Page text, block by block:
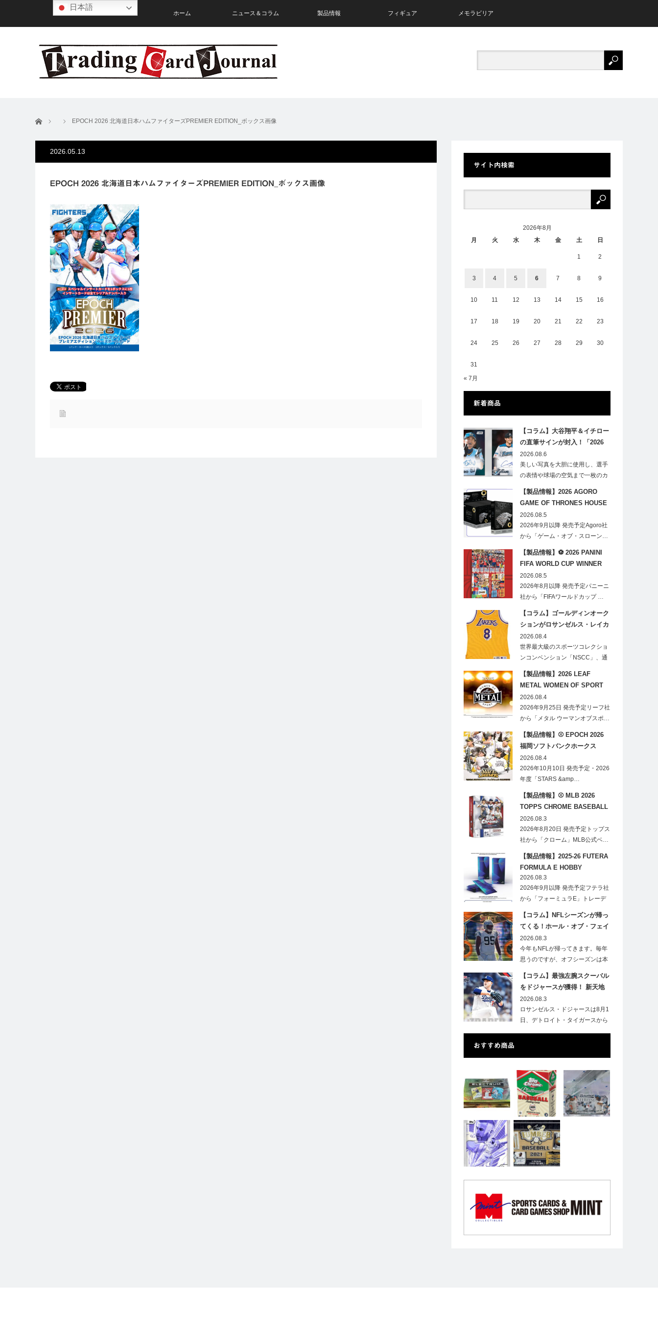
ホーム ニュース＆コラム 製品情報 フィギュア メモラビリア
ホーム EPOCH 2026 北海道日本ハムファイターズPREMIER EDITION_ボックス画像
2026.05.13
EPOCH 2026 北海道日本ハムファイターズPREMIER EDITION_ボックス画像
サイト内検索
2026年8月
月
火 水 木 金 土 日
1 2
3 4 5 6 7 8 9
10 11 12 13 14 15 16
17 18 19 20 21 22 23
24 25 26 27 28 29 30
31
« 7月
新着商品
【コラム】大谷翔平＆イチロー
の直筆サインが封入！「2026
Topps NPB Stadium Club」が
見逃せない
2026.08.6
美しい写真を大胆に使用し、選手
の表情や球場の空気まで一枚のカ
【製品情報】2026 AGORO
GAME OF THRONES HOUSE
STARK BLIND BOX
2026.08.5
2026年9月以降 発売予定Agoro社
から「ゲーム・オブ・スローン…
【製品情報】⚽ 2026 PANINI
FIFA WORLD CUP WINNER
STICKER POSTER
2026.08.5
2026年8月以降 発売予定パニーニ
社から「FIFAワールドカップ …
【コラム】ゴールディンオーク
ションがロサンゼルス・レイカ
ーズのオフィシャルオークショ
ンスポンサーに！
2026.08.4
世界最大級のスポーツコレクショ
ンコンベンション「NSCC」、通
【製品情報】2026 LEAF
METAL WOMEN OF SPORT
HOBBY
2026.08.4
2026年9月25日 発売予定リーフ社
から「メタル ウーマンオブスポ…
【製品情報】⚾ EPOCH 2026
福岡ソフトバンクホークス
STARS&LEGENDS ベースボー
ルカード
2026.08.4
2026年10月10日 発売予定・2026
年度「STARS &amp…
【製品情報】⚾ MLB 2026
TOPPS CHROME BASEBALL
LOGOFRACTOR
2026.08.3
2026年8月20日 発売予定トップス
社から「クローム」MLB公式ベ…
【製品情報】2025-26 FUTERA
FORMULA E HOBBY
2026.08.3
2026年9月以降 発売予定フテラ社
から「フォーミュラE」トレーデ
【コラム】NFLシーズンが帰っ
てくる！ホール・オブ・フェイ
ムゲームで注目したい7選手
2026.08.3
今年もNFLが帰ってきます。毎年
思うのですが、オフシーズンは本
【コラム】最強左腕スクーバル
をドジャースが獲得！ 新天地
での初トレカは「Go Blue !」
のインスク入り！
2026.08.3
ロサンゼルス・ドジャースは8月1
日、デトロイト・タイガースから
おすすめ商品
日本語